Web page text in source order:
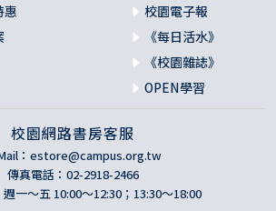
惠
校園電子報
《每日活水》
《校園雜誌》
OPEN學習
校園網路書房客服
： estore@campus.org.tw
傳真電話：02-2918-2466
一～五 10:00～12:30；13:30～18:00